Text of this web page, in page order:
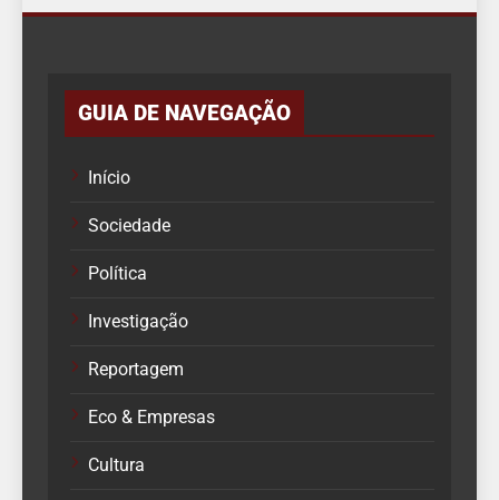
GUIA DE NAVEGAÇÃO
Início
Sociedade
Política
Investigação
Reportagem
Eco & Empresas
Cultura